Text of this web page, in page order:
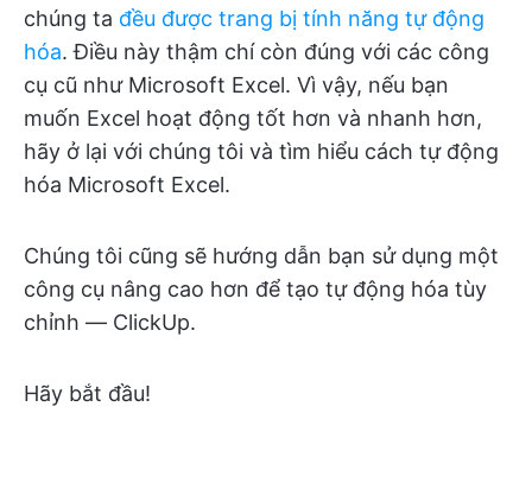
chúng ta đều được trang bị tính năng tự động
hóa. Điều này thậm chí còn đúng với các công
cụ cũ như Microsoft Excel. Vì vậy, nếu bạn
muốn Excel hoạt động tốt hơn và nhanh hơn,
hãy ở lại với chúng tôi và tìm hiểu cách tự động
hóa Microsoft Excel.
Chúng tôi cũng sẽ hướng dẫn bạn sử dụng một
công cụ nâng cao hơn để tạo tự động hóa tùy
chỉnh — ClickUp.
Hãy bắt đầu!